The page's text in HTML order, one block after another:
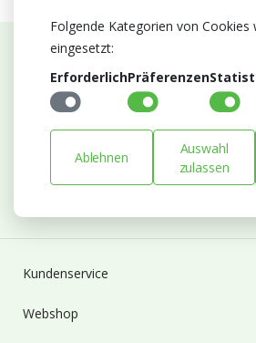
Abonnieren Sie unseren
Bleiben Sie auf dem Laufenden mit
Entwicklungen von Blumengroßhandel
Kundenservice
Webshop
Folgende Kategorien von Cookies
eingesetzt:
ErforderlichPräferenzen
Ablehnen
Auswahl
zulassen